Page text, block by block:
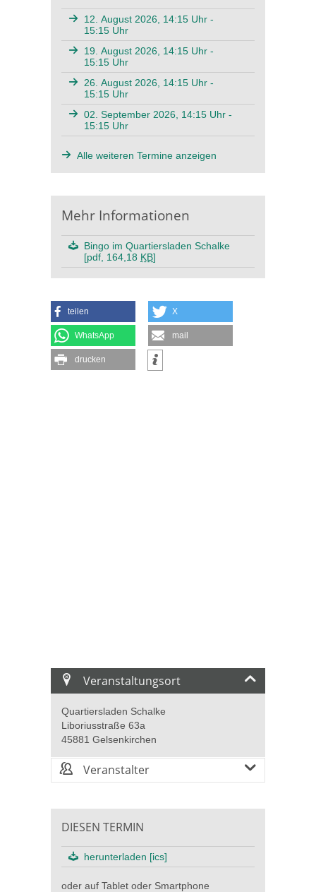
12. August 2026, 14:15 Uhr -
15:15 Uhr
19. August 2026, 14:15 Uhr -
15:15 Uhr
26. August 2026, 14:15 Uhr -
15:15 Uhr
02. September 2026, 14:15 Uhr -
15:15 Uhr
Alle weiteren Termine anzeigen
Mehr Informationen
Bingo im Quartiersladen Schalke
[pdf, 164,18 KB]
teilen X
WhatsApp mail
drucken
Veranstaltungsort
Quartiersladen Schalke
Liboriusstraße 63a
45881 Gelsenkirchen
Veranstalter
DIESEN TERMIN
herunterladen [ics]
oder auf Tablet oder Smartphone